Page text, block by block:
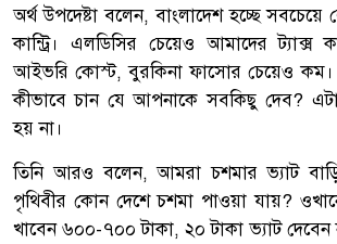
অর্থ উপদেষ্টা বলেন, বাংলাদেশ হচ্ছে সবচেয়ে
কান্ট্রি। এলডিসির চেয়েও আমাদের ট্যাক্স
আইভরি কোস্ট, বুরকিনা ফাসোর চেয়েও কম।
কীভাবে চান যে আপনাকে সবকিছু দেব?
হয় না।
তিনি আরও বলেন, আমরা চশমার ভ্যাট
পৃথিবীর কোন দেশে চশমা পাওয়া যায়?
খাবেন ৬০০-৭০০ টাকা, ২০ টাকা ভ্যাট